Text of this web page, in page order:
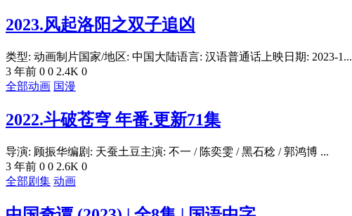
2023.风起洛阳之双子追凶
类型: 动画制片国家/地区: 中国大陆语言: 汉语普通话上映日期: 2023-1...
3 年前 0 0 2.4K 0
全部动画 国漫
2022.斗破苍穹 年番.更新71集
导演: 顾振华编剧: 天蚕土豆主演: 不一 / 陈奕雯 / 黑石稔 / 郭鸿博 ...
3 年前 0 0 2.6K 0
全部剧集 动画